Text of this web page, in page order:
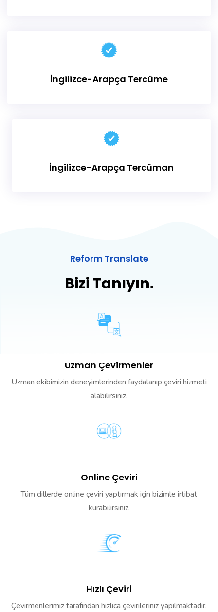
İngilizce-Arapça Tercüme
İngilizce-Arapça Tercüman
Reform Translate
Bizi Tanıyın.
Uzman Çevirmenler
Uzman ekibimizin deneyimlerinden faydalanıp çeviri hizmeti
alabilirsiniz.
Online Çeviri
Tüm dillerde online çeviri yaptırmak için bizimle irtibat
kurabilirsiniz.
Hızlı Çeviri
Çevirmenlerimiz tarafından hızlıca çevirileriniz yapılmaktadır.